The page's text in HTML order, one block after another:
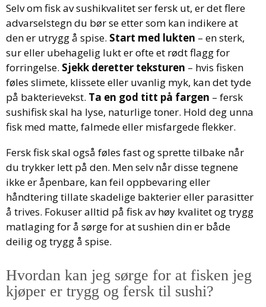
Selv om fisk av sushikvalitet ser fersk ut, er det flere
advarselstegn du bør se etter som kan indikere at
den er utrygg å spise. Start med lukten – en sterk,
sur eller ubehagelig lukt er ofte et rødt flagg for
forringelse. Sjekk deretter teksturen – hvis fisken
føles slimete, klissete eller uvanlig myk, kan det tyde
på bakterievekst. Ta en god titt på fargen – fersk
sushifisk skal ha lyse, naturlige toner. Hold deg unna
fisk med matte, falmede eller misfargede flekker.
Fersk fisk skal også føles fast og sprette tilbake når
du trykker lett på den. Men selv når disse tegnene
ikke er åpenbare, kan feil oppbevaring eller
håndtering tillate skadelige bakterier eller parasitter
å trives. Fokuser alltid på fisk av høy kvalitet og trygg
matlaging for å sørge for at sushien din er både
deilig og trygg å spise.
Hvordan kan jeg sørge for at fisken jeg
kjøper er trygg og fersk til sushi?